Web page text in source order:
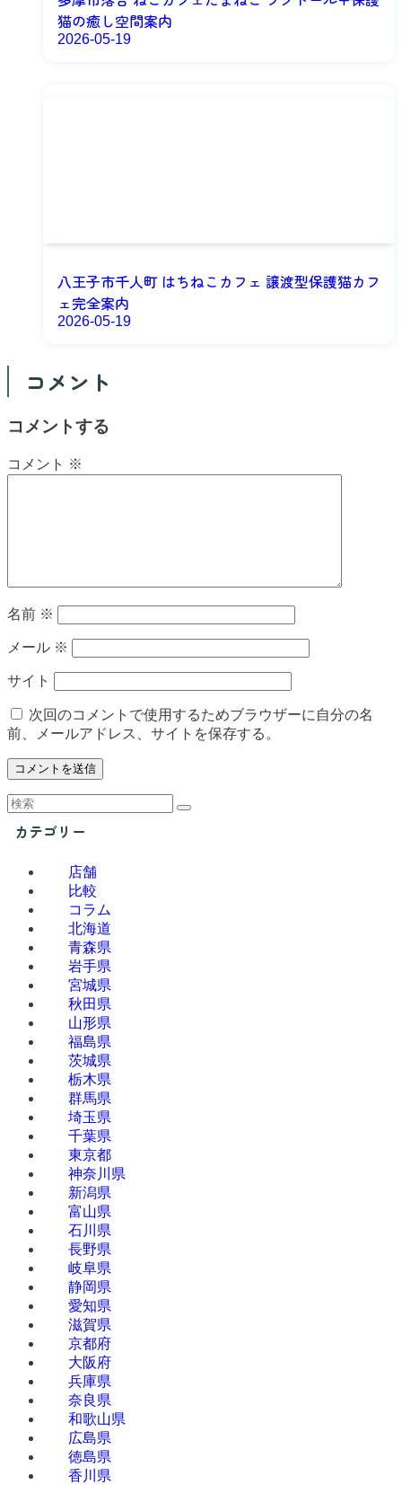
猫の癒し空間案内
2026-05-19
八王子市千人町 はちねこカフェ 譲渡型保護猫カフ
ェ完全案内
2026-05-19
コメント
コメントする
コメント ※
名前 ※
メール ※
サイト
次回のコメントで使用するためブラウザーに自分の名
前、メールアドレス、サイトを保存する。
カテゴリー
店舗
比較
コラム
北海道
青森県
岩手県
宮城県
秋田県
山形県
福島県
茨城県
栃木県
群馬県
埼玉県
千葉県
東京都
神奈川県
新潟県
富山県
石川県
長野県
岐阜県
静岡県
愛知県
滋賀県
京都府
大阪府
兵庫県
奈良県
和歌山県
広島県
徳島県
香川県